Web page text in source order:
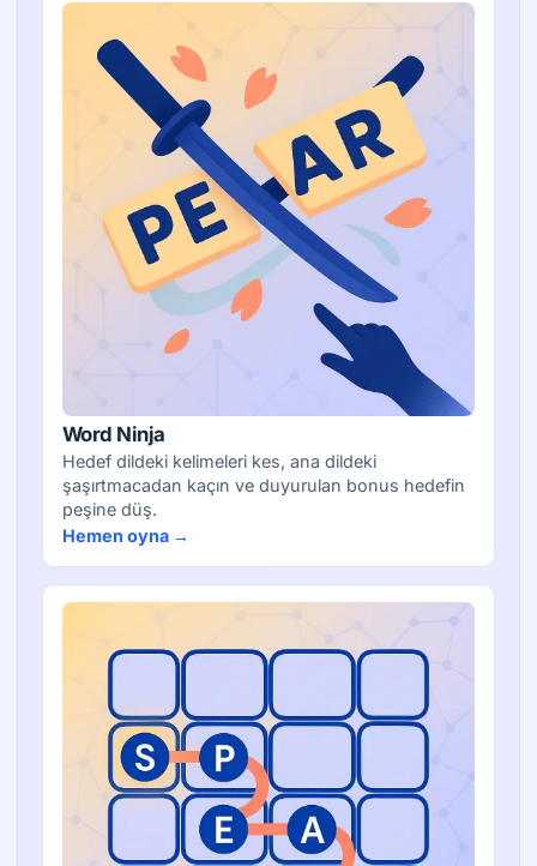
Word Ninja
Hedef dildeki kelimeleri kes, ana dildeki
şaşırtmacadan kaçın ve duyurulan bonus hedefin
peşine düş.
Hemen oyna →